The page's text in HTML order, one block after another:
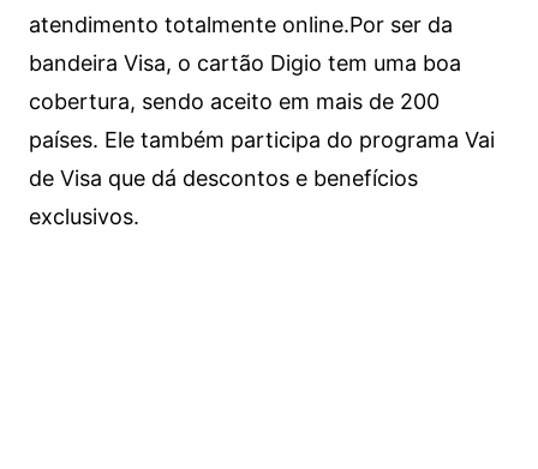
atendimento totalmente online.Por ser da
bandeira Visa, o cartão Digio tem uma boa
cobertura, sendo aceito em mais de 200
países. Ele também participa do programa Vai
de Visa que dá descontos e benefícios
exclusivos.